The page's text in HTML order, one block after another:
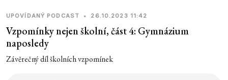
UPOVÍDANÝ PODCAST • 26.10.2023 11:42
Vzpomínky nejen školní, část 4: Gymnázium
naposledy
Závěrečný díl školních vzpomínek